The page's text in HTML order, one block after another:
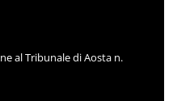
al Tribunale di Aosta n.